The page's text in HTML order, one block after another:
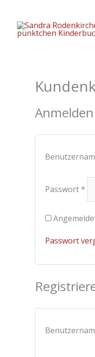
springen
Anmelden
Passwort *
Passwort